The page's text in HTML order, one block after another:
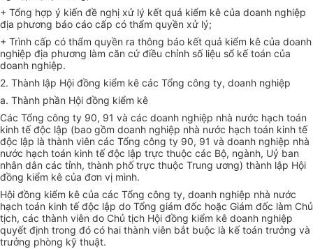
+ Tổng hợp ý kiến đề nghị xử lý kết quả kiểm kê của doanh nghiệp
địa phương báo cáo cấp có thẩm quyền xử lý;
+ Trình cấp có thẩm quyền ra thông báo kết quả kiểm kê của doanh
nghiệp địa phương làm căn cứ điều chỉnh số liệu sổ kế toán của
doanh nghiệp.
2. Thành lập Hội đồng kiểm kê các Tổng công ty, doanh nghiệp
a. Thành phần Hội đồng kiểm kê
Các Tổng công ty 90, 91 và các doanh nghiệp nhà nước hạch toán
kinh tế độc lập (bao gồm doanh nghiệp nhà nước hạch toán kinh tế
độc lập là thành viên các Tổng công ty 90, 91 và doanh nghiệp nhà
nước hạch toán kinh tế độc lập trực thuộc các Bộ, ngành, Uỷ ban
nhân dân các tỉnh, thành phố trực thuộc Trung ương) thành lập Hội
đồng kiểm kê của đơn vị mình.
Hội đồng kiểm kê của các Tổng công ty, doanh nghiệp nhà nước
hạch toán kinh tế độc lập do Tổng giám đốc hoặc Giám đốc làm Chủ
tịch, các thành viên do Chủ tịch Hội đồng kiểm kê doanh nghiệp
quyết định trong đó có hai thành viên bắt buộc là kế toán trưởng và
trưởng phòng kỹ thuật.